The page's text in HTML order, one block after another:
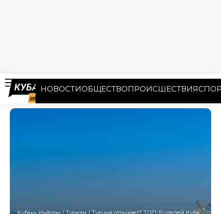
НОВОСТИОБЩЕСТВОПРОИСШЕСТВИЯ